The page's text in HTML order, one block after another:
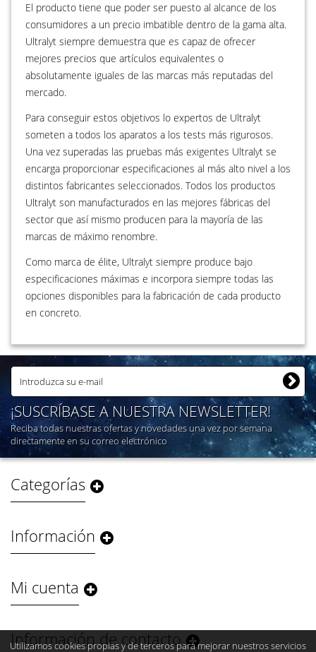
El producto tiene que poder ser puesto al alcance de los
consumidores a un precio imbatible dentro de la gama alta.
Ultralyt siempre demuestra que es capaz de ofrecer
mejores precios que artículos equivalentes o
absolutamente iguales de las marcas más reputadas del
mercado.
Para conseguir estos objetivos lo expertos de Ultralyt
someten a todos los aparatos a los tests más rigurosos.
Una vez superadas las pruebas más exigentes Ultralyt se
encarga proporcionar especificaciones al más alto nivel a los
distintos fabricantes seleccionados. Todos los productos
Ultralyt son manufacturados en las mejores fábricas del
sector que así mismo producen para la mayoría de las
marcas de máximo renombre.
Como marca de élite, Ultralyt siempre produce bajo
especificaciones máximas e incorpora siempre todas las
opciones disponibles para la fabricación de cada producto
en concreto.
¡SUSCRÍBASE A NUESTRA NEWSLETTER!
Reciba todas nuestras ofertas y novedades una vez por semana
directamente en su correo electrónico
Categorías
Información
Mi cuenta
Información de contacto
Utilizamos cookies propias y de terceros para mejorar nuestros servicios